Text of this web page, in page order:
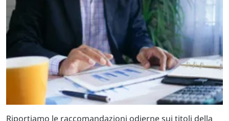
Riportiamo le raccomandazioni odierne sui titoli della